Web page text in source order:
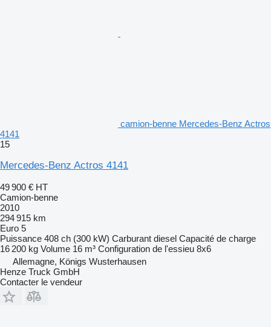
camion-benne Mercedes-Benz Actros
4141
15
Mercedes-Benz Actros 4141
49 900 € HT
Camion-benne
2010
294 915 km
Euro 5
Puissance 408 ch (300 kW) Carburant diesel Capacité de charge
16 200 kg Volume 16 m³ Configuration de l'essieu 8x6
Allemagne, Königs Wusterhausen
Henze Truck GmbH
Contacter le vendeur